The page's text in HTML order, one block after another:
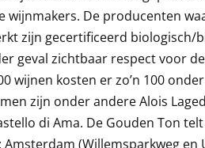
wijnmakers. De producenten
zijn gecertificeerd biologisch/
geval zichtbaar respect voor
wijnen kosten er zo’n 100
zijn onder andere Alois
di Ama. De Gouden Ton
Amsterdam (Willemsparkweg en